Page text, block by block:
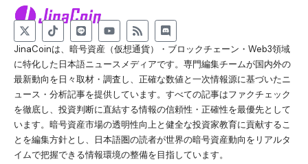
JinaCoinは、暗号資産（仮想通貨）・ブロックチェーン・Web3領域
に特化した日本語ニュースメディアです。専門編集チームが国内外の
最新動向を日々取材・調査し、正確な数値と一次情報源に基づいたニ
ュース・分析記事を提供しています。すべての記事はファクチェック
を徹底し、投資判断に直結する情報の信頼性・正確性を最優先として
います。暗号資産市場の透明性向上と健全な投資家教育に貢献するこ
とを編集方針とし、日本語圏の読者が世界の暗号資産動向をリアルタ
イムで把握できる情報環境の整備を目指しています。